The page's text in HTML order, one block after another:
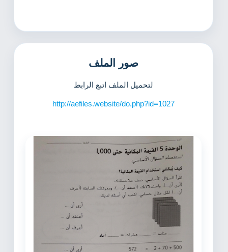
صور الملف
لتحميل الملف اتبع الرابط
http://aefiles.website/do.php?id=1027